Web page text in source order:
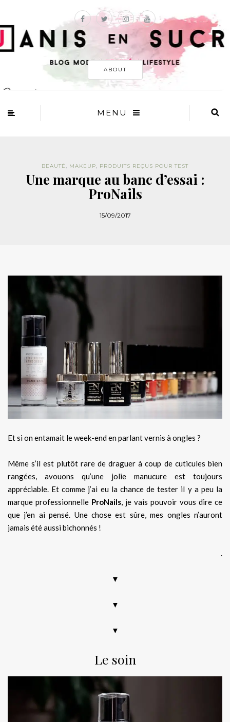
ABOUT
MENU
BEAUTÉ, MAKEUP, PRODUITS REÇUS POUR TEST
Une marque au banc d’essai :
ProNails
15/09/2017
Et si on entamait le week-end en parlant vernis à ongles ?
Même s’il est plutôt rare de draguer à coup de cuticules bien
rangées, avouons qu’une jolie manucure est toujours
appréciable. Et comme j’ai eu la chance de tester il y a peu la
marque professionnelle ProNails, je vais pouvoir vous dire ce
que j’en ai pensé. Une chose est sûre, mes ongles n’auront
jamais été aussi bichonnés !
.
▼
▼
▼
Le soin